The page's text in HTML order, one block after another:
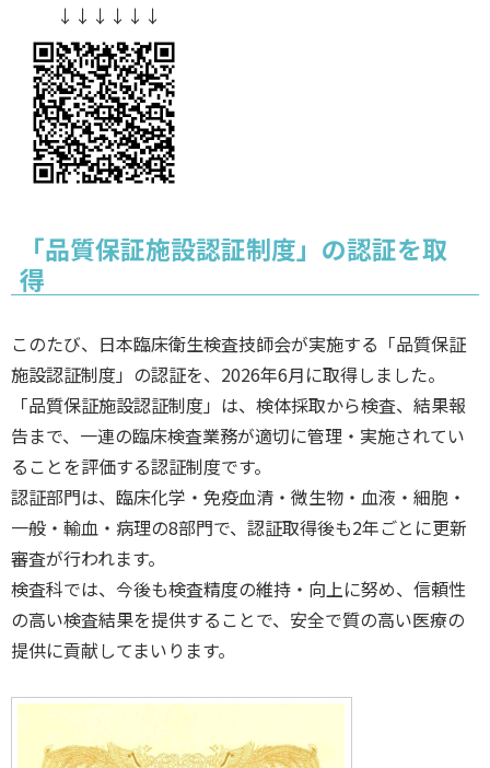
↓↓↓↓↓↓
「品質保証施設認証制度」の認証を取
得
このたび、日本臨床衛生検査技師会が実施する「品質保証
施設認証制度」の認証を、2026年6月に取得しました。
「品質保証施設認証制度」は、検体採取から検査、結果報
告まで、一連の臨床検査業務が適切に管理・実施されてい
ることを評価する認証制度です。
認証部門は、臨床化学・免疫血清・微生物・血液・細胞・
一般・輸血・病理の8部門で、認証取得後も2年ごとに更新
審査が行われます。
検査科では、今後も検査精度の維持・向上に努め、信頼性
の高い検査結果を提供することで、安全で質の高い医療の
提供に貢献してまいります。